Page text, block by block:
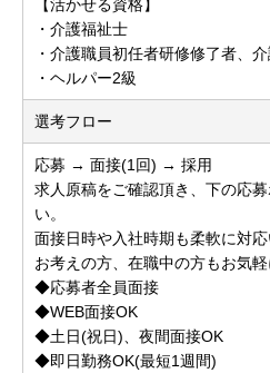
【活かせる資格】
・介護福祉士
・介護職員初任者研修修了者、
・ヘルパー2級
選考フロー
応募 → 面接(1回) → 採用
求人原稿をご確認頂き、下の応
い。
面接日時や入社時期も柔軟に対
お考えの方、在職中の方もお気軽
◆応募者全員面接
◆WEB面接OK
◆土日(祝日)、夜間面接OK
◆即日勤務OK(最短1週間)